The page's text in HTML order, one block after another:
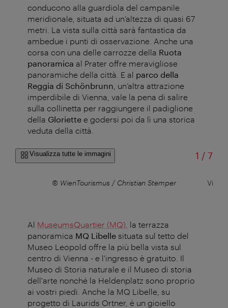
conducono alla guardiola del campanile
meridionale, situata ad un’altezza di quasi 67
metri. La vista sulla città sarà fantastica da
ambedue i punti di osservazione. Anche una
corsa con una delle carrozze della Ruota
panoramica al Prater offre meravigliose
panoramiche della città. E al parco della
Reggia di Schönbrunn , un’altra attrazione
imperdibile di Vienna, vale la pena di salire
sulla collinetta per raggiungere il padiglione
della Gloriette e godersi poi da lì una storica
veduta della città.
Visualizza tutte le immagini 1 /di
7
© WienTourismus / Christian Stemper Vista
Al MuseumsQuartier (MQ), la terrazza
panoramica MQ Libelle situata sul tetto del
Museo Leopold offre la più bella vista sul
centro di Vienna - e l'ingresso è gratuito. Il
Museo di Storia naturale e il Museo di storia
dell'arte nonché la Heldenplatz sono proprio
ai vostri piedi. Anche la MQ Libelle, su
progetto di Laurids Ortner, è un gioiello